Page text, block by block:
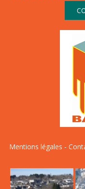
Mentions légales -